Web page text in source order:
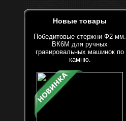
Новые товары
Победитовые стержни Ф2 мм.
ВК6М для ручных
гравировальных машинок по
камню.